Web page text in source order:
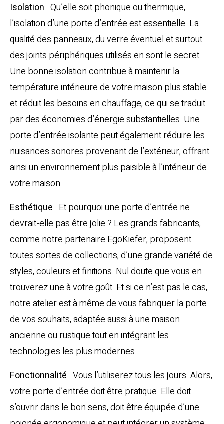
Isolation Qu’elle soit phonique ou thermique,
l’isolation d’une porte d’entrée est essentielle. La
qualité des panneaux, du verre éventuel et surtout
des joints périphériques utilisés en sont le secret.
Une bonne isolation contribue à maintenir la
température intérieure de votre maison plus stable
et réduit les besoins en chauffage, ce qui se traduit
par des économies d’énergie substantielles. Une
porte d’entrée isolante peut également réduire les
nuisances sonores provenant de l’extérieur, offrant
ainsi un environnement plus paisible à l’intérieur de
votre maison.
Esthétique Et pourquoi une porte d’entrée ne
devrait-elle pas être jolie ? Les grands fabricants,
comme notre partenaire EgoKiefer, proposent
toutes sortes de collections, d’une grande variété de
styles, couleurs et finitions. Nul doute que vous en
trouverez une à votre goût. Et si ce n’est pas le cas,
notre atelier est à même de vous fabriquer la porte
de vos souhaits, adaptée aussi à une maison
ancienne ou rustique tout en intégrant les
technologies les plus modernes.
Fonctionnalité Vous l’utiliserez tous les jours. Alors,
votre porte d’entrée doit être pratique. Elle doit
s’ouvrir dans le bon sens, doit être équipée d’une